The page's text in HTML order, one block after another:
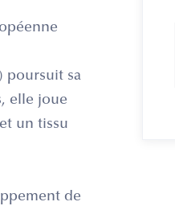
poursuit sa
elle joue
un tissu
de